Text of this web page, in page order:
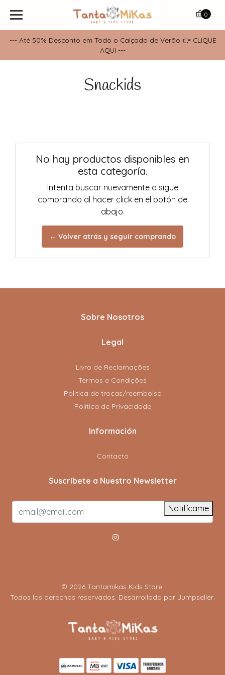
--- Até 50% Desconto em Todo o Calçado de Verão 👉 CLIQUE
AQUI ---
0
Snackids
No hay productos disponibles en
esta categoría.
Intenta buscar nuevamente o sigue
comprando al hacer click en el botón de
abajo.
← Volver atrás y seguir comprando
Sobre Nosotros
Legal
Livro de Reclamações
Termos e Condições
Politica de trocas/reembolso
Política de Privacidade
Información
Contacto
Suscríbete a Nuestro Newsletter
Notifícame
© 2026 Tantamikas Kids Store.
Todos los derechos reservados. Desarrollado por Jumpseller.